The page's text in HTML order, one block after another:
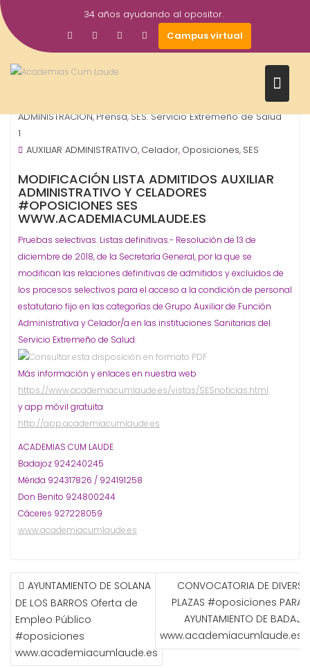
Saltar
al
contenido
34 años ayudando al opositor.
Campus virtual
Dic
2018
academiacumlaudeoposiciones
ADMINISTRACIÓN,Prensa,SES. Servicio Extremeño de Salud
1
AUXILIAR ADMINISTRATIVO, Celador, Oposiciones, SES
MODIFICACIÓN LISTA ADMITIDOS AUXILIAR
ADMINISTRATIVO Y CELADORES
#OPOSICIONES SES
WWW.ACADEMIACUMLAUDE.ES
Pruebas selectivas. Listas definitivas.- Resolución de 13 de
diciembre de 2018, de la Secretaría General, por la que se
modifican las relaciones definitivas de admitidos y excluidos de
los procesos selectivos para el acceso a la condición de personal
estatutario fijo en las categorías de Grupo Auxiliar de Función
Administrativa y Celador/a en las instituciones Sanitarias del
Servicio Extremeño de Salud.
Más información y enlaces en nuestra web
https://www.academiacumlaude.es/vistas/SESnoticias.html
y app móvil gratuita
http://app.academiacumlaude.es
ACADEMIAS CUM LAUDE
Badajoz 924240245
Mérida 924317826 / 924191258
Don Benito 924800244
Cáceres 927228059
www.academiacumlaude.es
NAVEGACIÓN
DE
ENTRADAS
AYUNTAMIENTO DE SOLANA
DE LOS BARROS Oferta de
Empleo Público
#oposiciones
www.academiacumlaude.es
CONVOCATORIA DE
PLAZAS #oposiciones PARA
AYUNTAMIENTO DE
www.academiacumlaude.es